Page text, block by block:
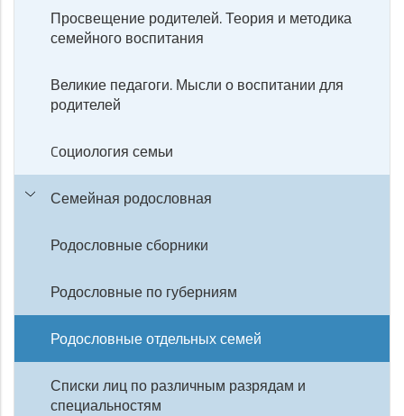
Просвещение родителей. Теория и методика
семейного воспитания
Великие педагоги. Мысли о воспитании для
родителей
Cоциология семьи
Семейная родословная
Родословные сборники
Родословные по губерниям
Родословные отдельных семей
Списки лиц по различным разрядам и
специальностям